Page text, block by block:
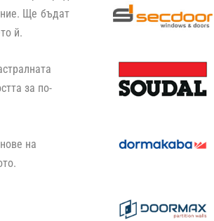
Ще бъдат
й.
за по-
на